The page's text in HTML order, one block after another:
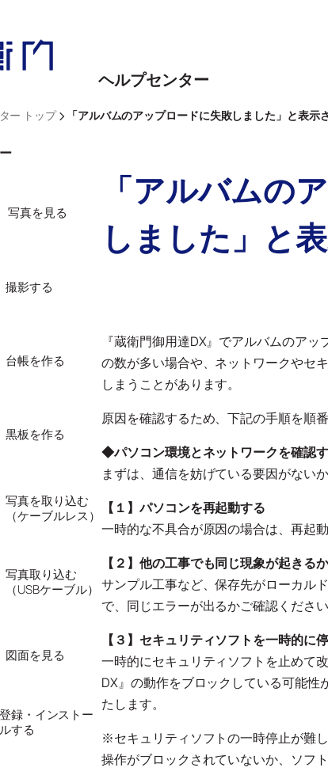
ヘルプセンター
ー トップ> 「アルバムのアップロードに失敗しました」と表示
写真を見る
撮影する
台帳を作る
黒板を作る
写真を取り込む
（ケーブルレス）
写真取り込む
（USBケーブル）
図面を見る
登録・インストー
ルする
「アルバムの
しました」と
『蔵衛門御用達DX』でアルバムのア
の数が多い場合や、ネットワークやセ
しまうことがあります。
原因を確認するため、下記の手順を順
◆パソコン環境とネットワークを確認
まずは、通信を妨げている要因がない
【１】パソコンを再起動する
一時的な不具合が原因の場合は、再起
【２】他の工事でも同じ現象が起きる
サンプル工事など、保存先がローカル
で、同じエラーが出るかご確認ください
【３】セキュリティソフトを一時的に
一時的にセキュリティソフトを止めて
DX』の動作をブロックしている可能
たします。
※セキュリティソフトの一時停止が難
操作がブロックされていないか、ソフ